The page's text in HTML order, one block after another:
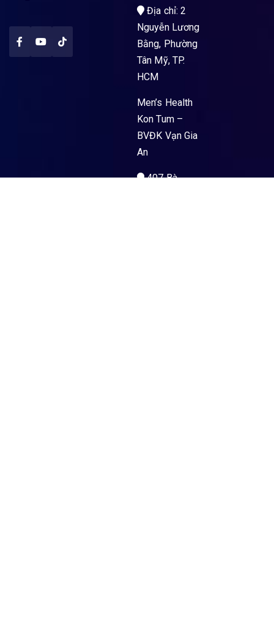
Địa chỉ: 2
Nguyễn Lương
Bằng, Phường
Tân Mỹ, TP.
HCM
Men’s Health
Kon Tum –
BVĐK Vạn Gia
An
407 Bà